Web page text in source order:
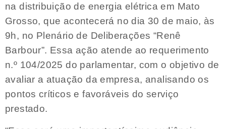
na distribuição de energia elétrica em Mato
Grosso, que acontecerá no dia 30 de maio, às
9h, no Plenário de Deliberações “Renê
Barbour”. Essa ação atende ao requerimento
n.º 104/2025 do parlamentar, com o objetivo de
avaliar a atuação da empresa, analisando os
pontos críticos e favoráveis do serviço
prestado.